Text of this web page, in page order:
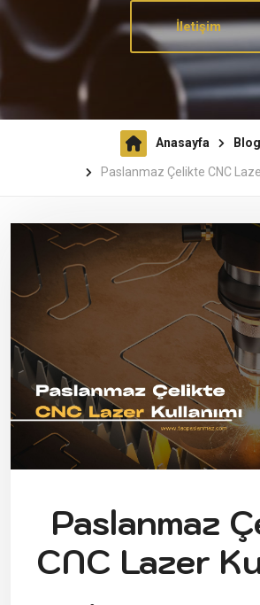
İletişim
Anasayfa
Paslanmaz Çelikte CNC
Paslanmaz
CNC Lazer